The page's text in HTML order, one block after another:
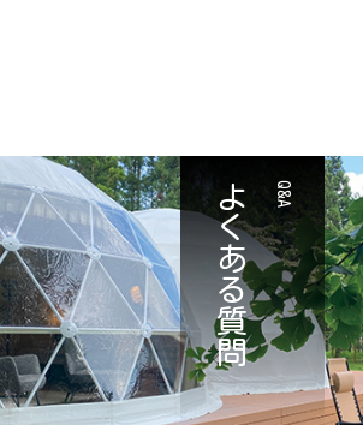
Q&A
よくある質問